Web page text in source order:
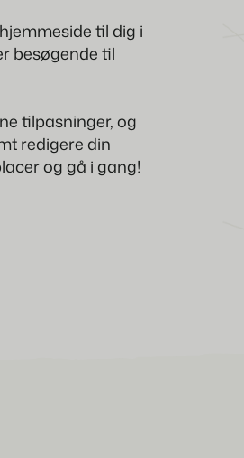
til dig i
besøgende til
tilpasninger, og
redigere din
og gå i gang!